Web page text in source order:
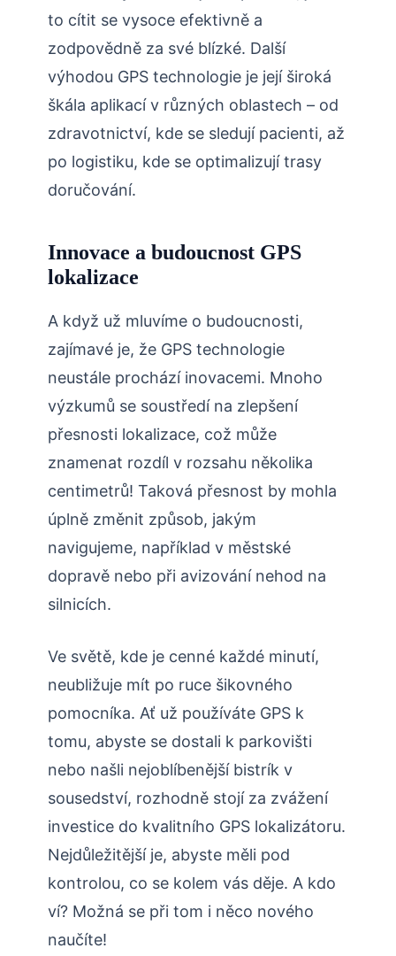
to cítit se vysoce efektivně a
zodpovědně za své blízké. Další
výhodou GPS technologie je její široká
škála aplikací v různých oblastech – od
zdravotnictví, kde se sledují pacienti, až
po logistiku, kde se optimalizují trasy
doručování.
Innovace a budoucnost GPS
lokalizace
A když už mluvíme o budoucnosti,
zajímavé je, že GPS technologie
neustále prochází inovacemi. Mnoho
výzkumů se soustředí na zlepšení
přesnosti lokalizace, což může
znamenat rozdíl v rozsahu několika
centimetrů! Taková přesnost by mohla
úplně změnit způsob, jakým
navigujeme, například v městské
dopravě nebo při avizování nehod na
silnicích.
Ve světě, kde je cenné každé minutí,
neubližuje mít po ruce šikovného
pomocníka. Ať už používáte GPS k
tomu, abyste se dostali k parkovišti
nebo našli nejoblíbenější bistrík v
sousedství, rozhodně stojí za zvážení
investice do kvalitního GPS lokalizátoru.
Nejdůležitější je, abyste měli pod
kontrolou, co se kolem vás děje. A kdo
ví? Možná se při tom i něco nového
naučíte!